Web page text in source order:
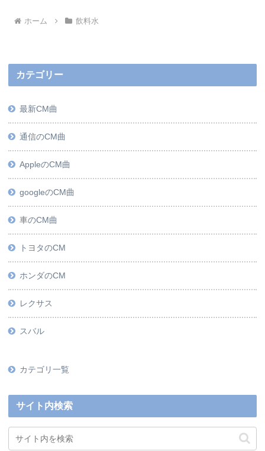
ホーム 飲料水
カテゴリー
最新CM曲
通信のCM曲
AppleのCM曲
googleのCM曲
車のCM曲
トヨタのCM
ホンダのCM
レクサス
スバル
カテゴリ一覧
サイト内検索